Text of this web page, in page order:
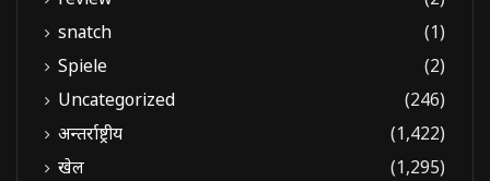
snatch
(1)
Spiele
(2)
Uncategorized
(246)
अन्तर्राष्ट्रीय
(1,422)
खेल
(1,295)